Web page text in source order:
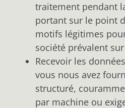
traitement pendant
portant sur le point
motifs légitimes
société prévalent
Recevoir les
vous nous avez
structuré,
par machine ou